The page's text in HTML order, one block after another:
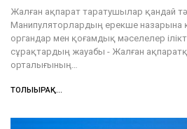
Жалған ақпарат таратушылар қандай
Манипуляторлардың ерекше назарына
органдар мен қоғамдық мәселелер
сұрақтардың жауабы - Жалған
орталығының…
ТОЛЫҒЫРАҚ...